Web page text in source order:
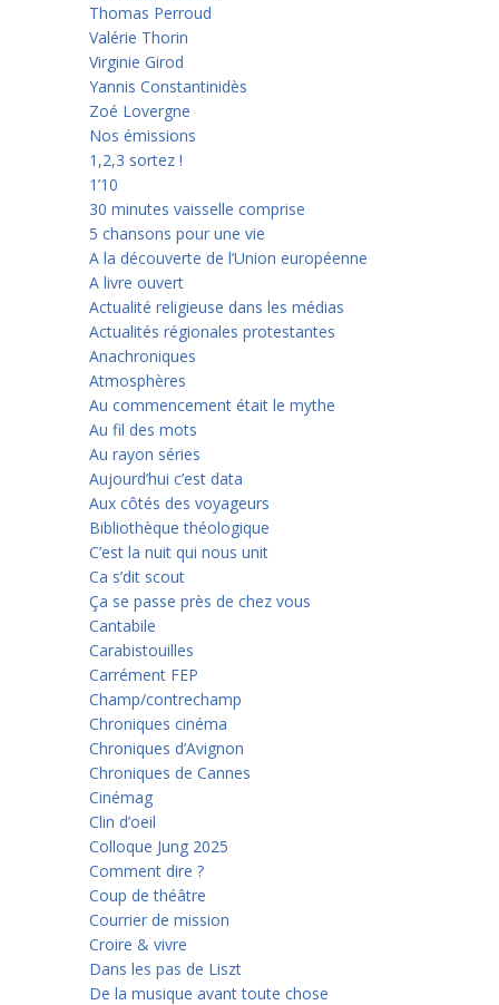
Thomas Perroud
Valérie Thorin
Virginie Girod
Yannis Constantinidès
Zoé Lovergne
Nos émissions
1,2,3 sortez !
1’10
30 minutes vaisselle comprise
5 chansons pour une vie
A la découverte de l’Union européenne
A livre ouvert
Actualité religieuse dans les médias
Actualités régionales protestantes
Anachroniques
Atmosphères
Au commencement était le mythe
Au fil des mots
Au rayon séries
Aujourd’hui c’est data
Aux côtés des voyageurs
Bibliothèque théologique
C’est la nuit qui nous unit
Ca s’dit scout
Ça se passe près de chez vous
Cantabile
Carabistouilles
Carrément FEP
Champ/contrechamp
Chroniques cinéma
Chroniques d’Avignon
Chroniques de Cannes
Cinémag
Clin d’oeil
Colloque Jung 2025
Comment dire ?
Coup de théâtre
Courrier de mission
Croire & vivre
Dans les pas de Liszt
De la musique avant toute chose